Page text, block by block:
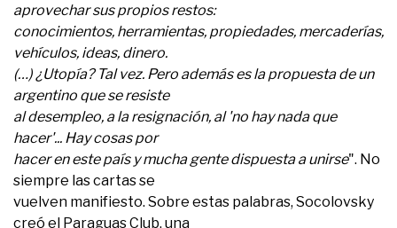
aprovechar sus propios restos:
conocimientos, herramientas, propiedades, mercaderías,
vehículos, ideas, dinero.
(…) ¿Utopía? Tal vez. Pero además es la propuesta de un
argentino que se resiste
al desempleo, a la resignación, al 'no hay nada que
hacer'... Hay cosas por
hacer en este país y mucha gente dispuesta a unirse". No
siempre las cartas se
vuelven manifiesto. Sobre estas palabras, Socolovsky
creó el Paraguas Club, una